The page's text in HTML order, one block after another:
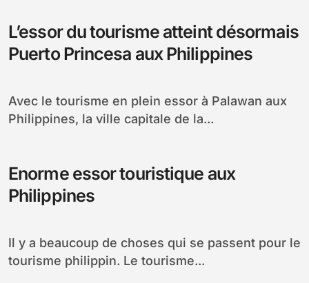
L’essor du tourisme atteint désormais
Puerto Princesa aux Philippines
Avec le tourisme en plein essor à Palawan aux
Philippines, la ville capitale de la...
Enorme essor touristique aux
Philippines
Il y a beaucoup de choses qui se passent pour le
tourisme philippin. Le tourisme...